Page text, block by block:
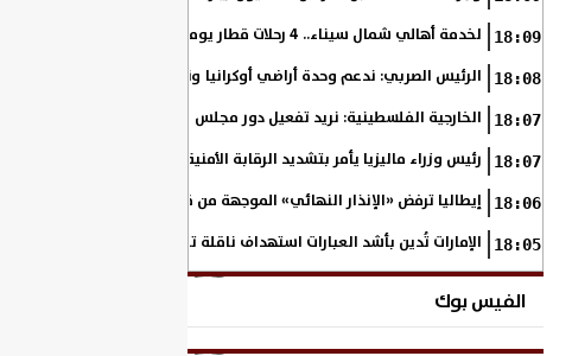
18:09 لخدمة أهالي شمال سيناء.. 4 رحلات قطار يوميًا بين القنطرة شرق وبئر العبد
18:08 الرئيس الصربي: ندعم وحدة أراضي أوكرانيا ونساند مسارها نحو الاتحاد
18:07 الخارجية الفلسطينية: نريد تفعيل دور مجلس السلام بشأن غزة والانتقال
18:07 رئيس وزراء ماليزيا يأمر بتشديد الرقابة الأمنية على جميع المنافذ
18:06 إيطاليا ترفض «الإنذار النهائي» الموجهة من قِبَل إسبانيا بشأن عمليات
18:05 الإمارات تُدين بأشد العبارات استهداف ناقلة تابعة لأدنوك أثناء عبورها
الفيس بوك